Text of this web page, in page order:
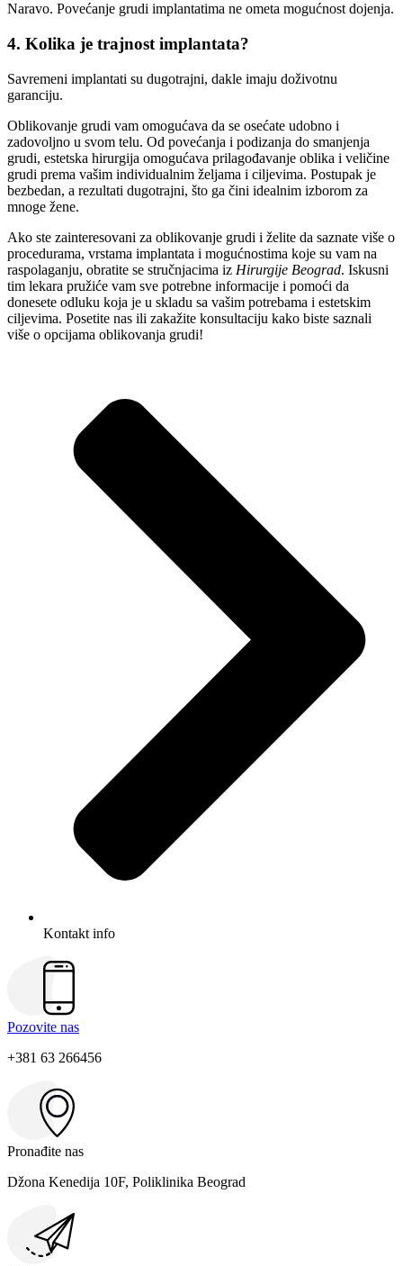
Naravo. Povećanje grudi implantatima ne ometa mogućnost dojenja.
4. Kolika je trajnost implantata?
Savremeni implantati su dugotrajni, dakle imaju doživotnu
garanciju.
Oblikovanje grudi vam omogućava da se osećate udobno i
zadovoljno u svom telu. Od povećanja i podizanja do smanjenja
grudi, estetska hirurgija omogućava prilagođavanje oblika i veličine
grudi prema vašim individualnim željama i ciljevima. Postupak je
bezbedan, a rezultati dugotrajni, što ga čini idealnim izborom za
mnoge žene.
Ako ste zainteresovani za oblikovanje grudi i želite da saznate više o
procedurama, vrstama implantata i mogućnostima koje su vam na
raspolaganju, obratite se stručnjacima iz Hirurgije Beograd. Iskusni
tim lekara pružiće vam sve potrebne informacije i pomoći da
donesete odluku koja je u skladu sa vašim potrebama i estetskim
ciljevima. Posetite nas ili zakažite konsultaciju kako biste saznali
više o opcijama oblikovanja grudi!
Kontakt info
Pozovite nas
+381 63 266456
Pronađite nas
Džona Kenedija 10F, Poliklinika Beograd